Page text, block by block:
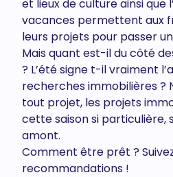
et lieux de culture ainsi que
vacances permettent aux
leurs projets pour passer
Mais quant est-il du côté
? L’été signe t-il vraiment
recherches immobilières ?
tout projet, les projets
cette saison si particulière,
amont.
Comment être prêt ?
recommandations !